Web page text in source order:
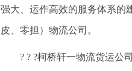
强大、运作高效的服务体系的
皮、零担）物流公司。
? ? ?柯桥轩一物流货运公